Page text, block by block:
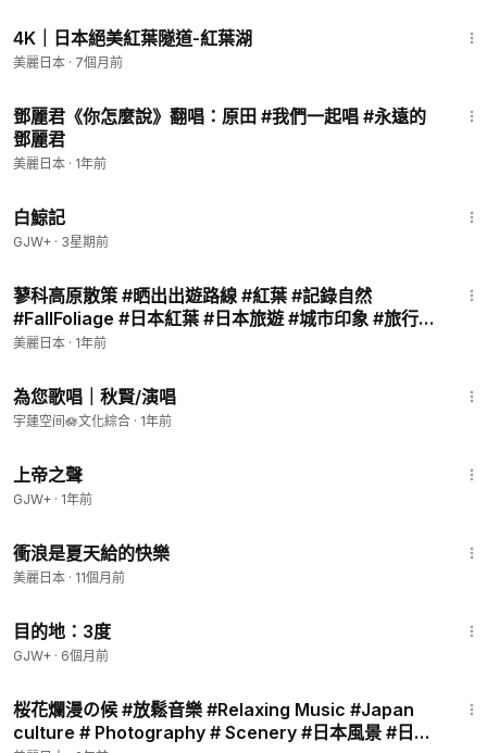
4K｜日本絕美紅葉隧道-紅葉湖
美麗日本 · 7個月前
鄧麗君《你怎麼說》翻唱：原田 #我們一起唱 #永遠的
鄧麗君
美麗日本 · 1年前
白鯨記
GJW+ · 3星期前
蓼科高原散策 #晒出出遊路線 #紅葉 #記錄自然
#FallFoliage #日本紅葉 #日本旅遊 #城市印象 #旅行
美麗日本 · 1年前
為您歌唱｜秋賢/演唱
宇蓮空间🪷文化綜合 · 1年前
上帝之聲
GJW+ · 1年前
衝浪是夏天給的快樂
美麗日本 · 11個月前
目的地：3度
GJW+ · 6個月前
桜花爛漫の候 #放鬆音樂 #Relaxing Music #Japan
culture # Photography # Scenery #日本風景 #日本